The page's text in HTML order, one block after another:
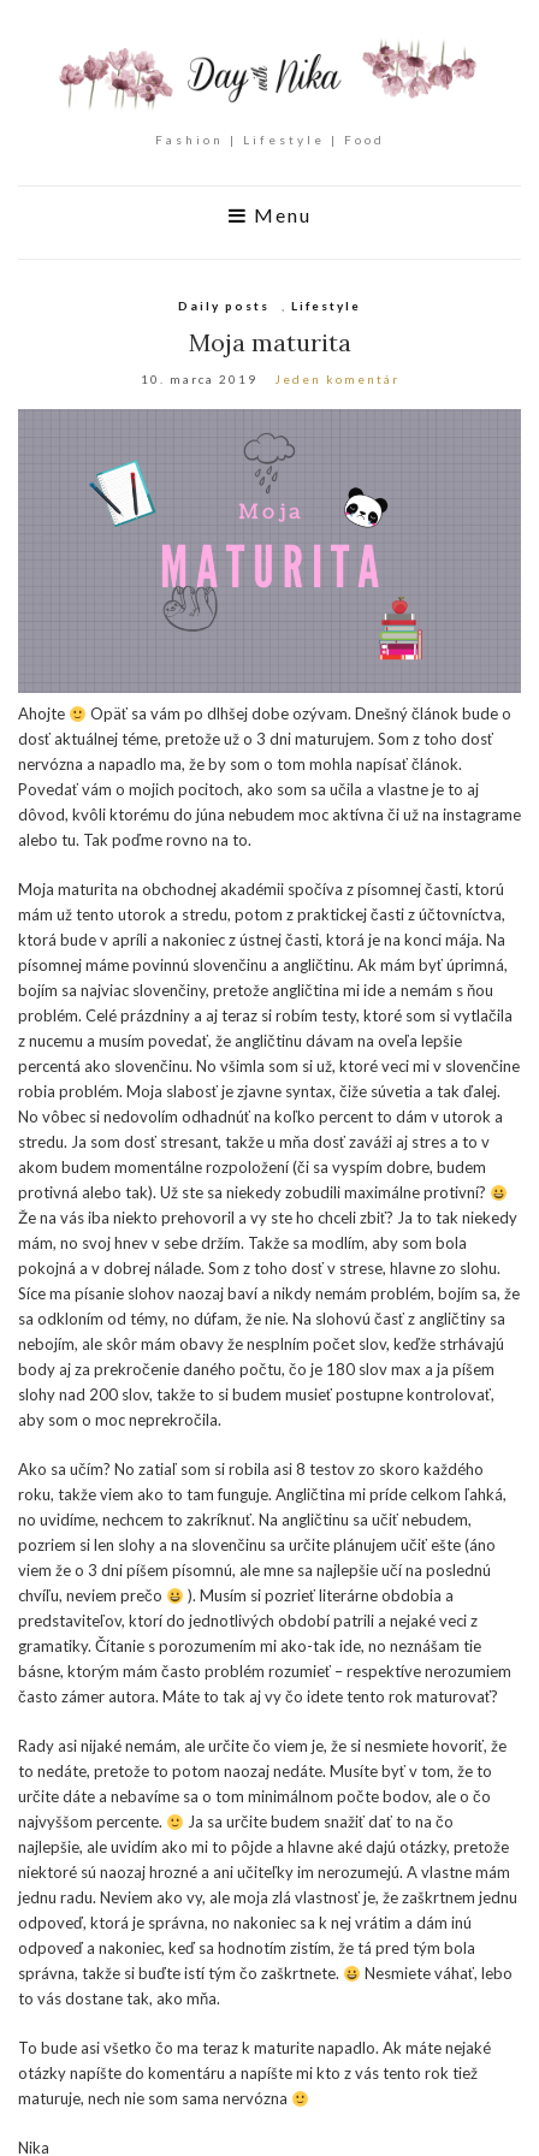
Fashion | Lifestyle | Food
Menu
Daily posts Lifestyle
Moja maturita
10. marca 2019 Jeden komentár
Ahojte
Opäť sa vám po dlhšej dobe ozývam. Dnešný článok bude o
dosť aktuálnej téme, pretože už o 3 dni maturujem. Som z toho dosť
nervózna a napadlo ma, že by som o tom mohla napísať článok.
Povedať vám o mojich pocitoch, ako som sa učila a vlastne je to aj
dôvod, kvôli ktorému do júna nebudem moc aktívna či už na instagrame
alebo tu. Tak poďme rovno na to.
Moja maturita na obchodnej akadémii spočíva z písomnej časti, ktorú
mám už tento utorok a stredu, potom z praktickej časti z účtovníctva,
ktorá bude v apríli a nakoniec z ústnej časti, ktorá je na konci mája. Na
písomnej máme povinnú slovenčinu a angličtinu. Ak mám byť úprimná,
bojím sa najviac slovenčiny, pretože angličtina mi ide a nemám s ňou
problém. Celé prázdniny a aj teraz si robím testy, ktoré som si vytlačila
z nucemu a musím povedať, že angličtinu dávam na oveľa lepšie
percentá ako slovenčinu. No všimla som si už, ktoré veci mi v slovenčine
robia problém. Moja slabosť je zjavne syntax, čiže súvetia a tak ďalej.
No vôbec si nedovolím odhadnúť na koľko percent to dám v utorok a
stredu. Ja som dosť stresant, takže u mňa dosť zaváži aj stres a to v
akom budem momentálne rozpoložení (či sa vyspím dobre, budem
protivná alebo tak). Už ste sa niekedy zobudili maximálne protivní?
Že na vás iba niekto prehovoril a vy ste ho chceli zbiť? Ja to tak niekedy
mám, no svoj hnev v sebe držím. Takže sa modlím, aby som bola
pokojná a v dobrej nálade. Som z toho dosť v strese, hlavne zo slohu.
Síce ma písanie slohov naozaj baví a nikdy nemám problém, bojím sa, že
sa odkloním od témy, no dúfam, že nie. Na slohovú časť z angličtiny sa
nebojím, ale skôr mám obavy že nesplním počet slov, keďže strhávajú
body aj za prekročenie daného počtu, čo je 180 slov max a ja píšem
slohy nad 200 slov, takže to si budem musieť postupne kontrolovať,
aby som o moc neprekročila.
Ako sa učím? No zatiaľ som si robila asi 8 testov zo skoro každého
roku, takže viem ako to tam funguje. Angličtina mi príde celkom ľahká,
no uvidíme, nechcem to zakríknuť. Na angličtinu sa učiť nebudem,
pozriem si len slohy a na slovenčinu sa určite plánujem učiť ešte (áno
viem že o 3 dni píšem písomnú, ale mne sa najlepšie učí na poslednú
chvíľu, neviem prečo
). Musím si pozrieť literárne obdobia a
predstaviteľov, ktorí do jednotlivých období patrili a nejaké veci z
gramatiky. Čítanie s porozumením mi ako-tak ide, no neznášam tie
básne, ktorým mám často problém rozumieť – respektíve nerozumiem
často zámer autora. Máte to tak aj vy čo idete tento rok maturovať?
Rady asi nijaké nemám, ale určite čo viem je, že si nesmiete hovoriť, že
to nedáte, pretože to potom naozaj nedáte. Musíte byť v tom, že to
určite dáte a nebavíme sa o tom minimálnom počte bodov, ale o čo
najvyššom percente.
Ja sa určite budem snažiť dať to na čo
najlepšie, ale uvidím ako mi to pôjde a hlavne aké dajú otázky, pretože
niektoré sú naozaj hrozné a ani učiteľky im nerozumejú. A vlastne mám
jednu radu. Neviem ako vy, ale moja zlá vlastnosť je, že zaškrtnem jednu
odpoveď, ktorá je správna, no nakoniec sa k nej vrátim a dám inú
odpoveď a nakoniec, keď sa hodnotím zistím, že tá pred tým bola
správna, takže si buďte istí tým čo zaškrtnete.
Nesmiete váhať, lebo
to vás dostane tak, ako mňa.
To bude asi všetko čo ma teraz k maturite napadlo. Ak máte nejaké
otázky napíšte do komentáru a napíšte mi kto z vás tento rok tiež
maturuje, nech nie som sama nervózna
Nika